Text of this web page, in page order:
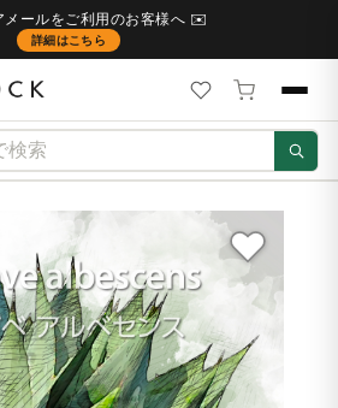
メールをご利用のお客様へ ✉️
詳細はこちら